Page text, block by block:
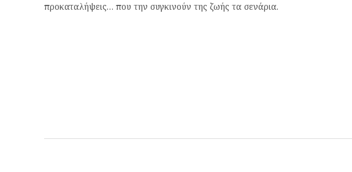
προκαταλήψεις… που την συγκινούν της ζωής τα σενάρια.